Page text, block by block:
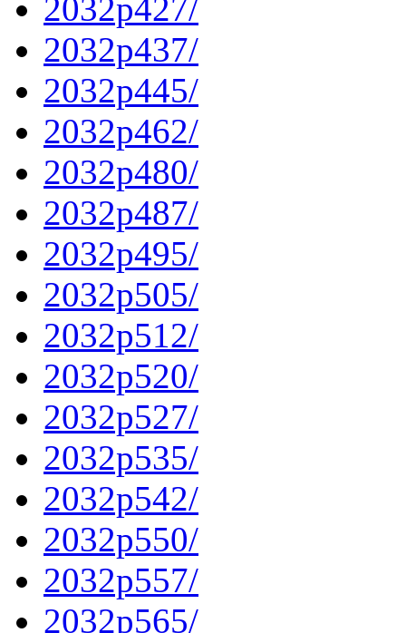
2032p427/
2032p437/
2032p445/
2032p462/
2032p480/
2032p487/
2032p495/
2032p505/
2032p512/
2032p520/
2032p527/
2032p535/
2032p542/
2032p550/
2032p557/
2032p565/